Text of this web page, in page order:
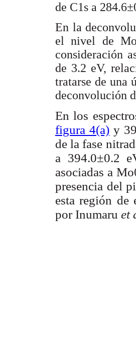
de C1s a
En la
el nivel de
consideración
de 3.2 eV,
tratarse de una
deconvolución
En los
figura 4(a) y
de la fase
a 394.0±0.2
asociadas a
presencia del
esta región de
por Inumaru et